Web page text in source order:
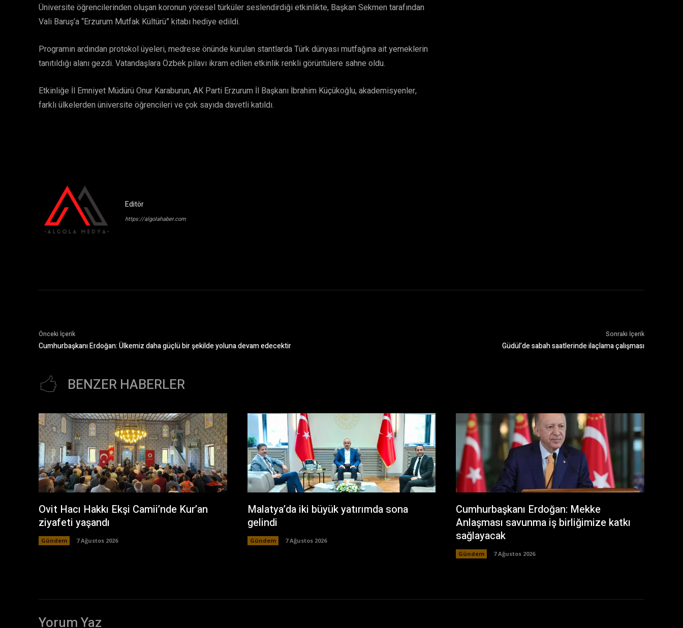
Üniversite öğrencilerinden oluşan koronun yöresel türküler seslendirdiği etkinlikte, Başkan Sekmen tarafından
Vali Baruş’a “Erzurum Mutfak Kültürü” kitabı hediye edildi.
Programın ardından protokol üyeleri, medrese önünde kurulan stantlarda Türk dünyası mutfağına ait yemeklerin
tanıtıldığı alanı gezdi. Vatandaşlara Özbek pilavı ikram edilen etkinlik renkli görüntülere sahne oldu.
Etkinliğe İl Emniyet Müdürü Onur Karaburun, AK Parti Erzurum İl Başkanı İbrahim Küçükoğlu, akademisyenler,
farklı ülkelerden üniversite öğrencileri ve çok sayıda davetli katıldı.
Editör
https://algolahaber.com
Önceki İçerik
Cumhurbaşkanı Erdoğan: Ülkemiz daha güçlü bir şekilde yoluna devam edecektir
Sonraki İçerik
Güdül’de sabah saatlerinde ilaçlama çalışması
BENZER HABERLER
Ovit Hacı Hakkı Ekşi Camii’nde Kur’an
ziyafeti yaşandı
Gündem 7 Ağustos 2026
Malatya’da iki büyük yatırımda sona
gelindi
Gündem 7 Ağustos 2026
Cumhurbaşkanı Erdoğan: Mekke
Anlaşması savunma iş birliğimize katkı
sağlayacak
Gündem 7 Ağustos 2026
Yorum Yaz